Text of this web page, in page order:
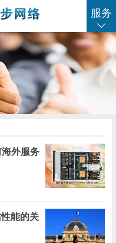
服务
外服务
能的关